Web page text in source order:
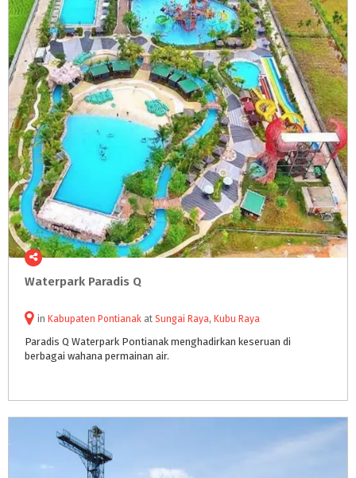
Waterpark Paradis Q
in Kabupaten Pontianak at Sungai Raya, Kubu Raya
Paradis Q Waterpark Pontianak menghadirkan keseruan di
berbagai wahana permainan air.